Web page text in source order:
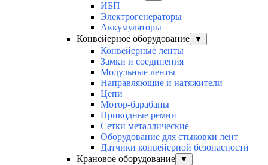
ИБП
Электрогенераторы
Аккумуляторы
Конвейерное оборудование
▼
Конвейерные ленты
Замки и соединения
Модульные ленты
Направляющие и натяжители
Цепи
Мотор-барабаны
Приводные ремни
Сетки металлические
Оборудование для стыковки лент
Датчики конвейерной безопасности
Крановое оборудование
▼